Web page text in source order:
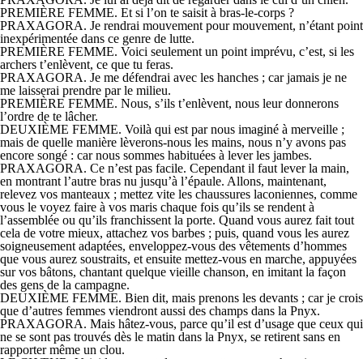
PREMIÈRE FEMME. Et si l’on te saisit à bras-le-corps ?
PRAXAGORA. Je rendrai mouvement pour mouvement, n’étant point
inexpérimentée dans ce genre de lutte.
PREMIÈRE FEMME. Voici seulement un point imprévu, c’est, si les
archers t’enlèvent, ce que tu feras.
PRAXAGORA. Je me défendrai avec les hanches ; car jamais je ne
me laisserai prendre par le milieu.
PREMIÈRE FEMME. Nous, s’ils t’enlèvent, nous leur donnerons
l’ordre de te lâcher.
DEUXIÈME FEMME. Voilà qui est par nous imaginé à merveille ;
mais de quelle manière lèverons-nous les mains, nous n’y avons pas
encore songé : car nous sommes habituées à lever les jambes.
PRAXAGORA. Ce n’est pas facile. Cependant il faut lever la main,
en montrant l’autre bras nu jusqu’à l’épaule. Allons, maintenant,
relevez vos manteaux ; mettez vite les chaussures laconiennes, comme
vous le voyez faire à vos maris chaque fois qu’ils se rendent à
l’assemblée ou qu’ils franchissent la porte. Quand vous aurez fait tout
cela de votre mieux, attachez vos barbes ; puis, quand vous les aurez
soigneusement adaptées, enveloppez-vous des vêtements d’hommes
que vous aurez soustraits, et ensuite mettez-vous en marche, appuyées
sur vos bâtons, chantant quelque vieille chanson, en imitant la façon
des gens de la campagne.
DEUXIÈME FEMME. Bien dit, mais prenons les devants ; car je crois
que d’autres femmes viendront aussi des champs dans la Pnyx.
PRAXAGORA. Mais hâtez-vous, parce qu’il est d’usage que ceux qui
ne se sont pas trouvés dès le matin dans la Pnyx, se retirent sans en
rapporter même un clou.